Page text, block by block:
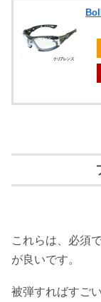
これらは、必須
が良いです。
被弾すればすごい